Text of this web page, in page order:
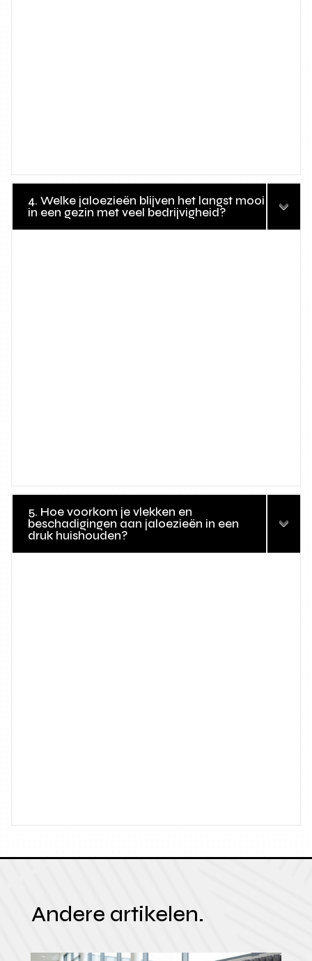
4. Welke jaloezieën blijven het langst mooi
in een gezin met veel bedrijvigheid?
5. Hoe voorkom je vlekken en
beschadigingen aan jaloezieën in een
druk huishouden?
Andere artikelen.